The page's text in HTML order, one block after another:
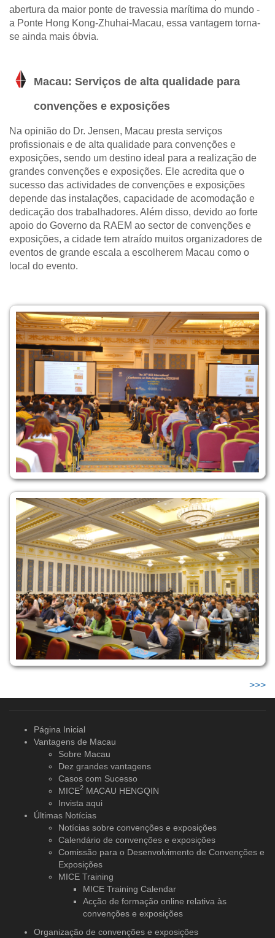
abertura da maior ponte de travessia marítima do mundo -
a Ponte Hong Kong-Zhuhai-Macau, essa vantagem torna-
se ainda mais óbvia.
Macau: Serviços de alta qualidade para
convenções e exposições
Na opinião do Dr. Jensen, Macau presta serviços
profissionais e de alta qualidade para convenções e
exposições, sendo um destino ideal para a realização de
grandes convenções e exposições. Ele acredita que o
sucesso das actividades de convenções e exposições
depende das instalações, capacidade de acomodação e
dedicação dos trabalhadores. Além disso, devido ao forte
apoio do Governo da RAEM ao sector de convenções e
exposições, a cidade tem atraído muitos organizadores de
eventos de grande escala a escolherem Macau como o
local do evento.
>>>
Página Inicial
Vantagens de Macau
Sobre Macau
Dez grandes vantagens
Casos com Sucesso
MICE2 MACAU HENGQIN
Invista aqui
Últimas Notícias
Notícias sobre convenções e exposições
Calendário de convenções e exposições
Comissão para o Desenvolvimento de Convenções e
Exposições
MICE Training
MICE Training Calendar
Acção de formação online relativa às
convenções e exposições
Organização de convenções e exposições